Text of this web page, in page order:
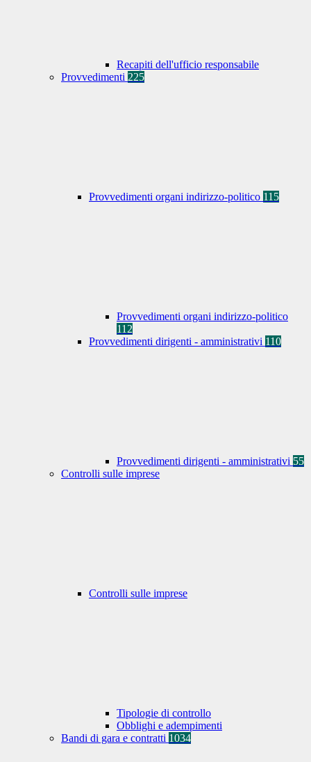
Recapiti dell'ufficio responsabile
Provvedimenti 225
Provvedimenti organi indirizzo-politico 115
Provvedimenti organi indirizzo-politico
112
Provvedimenti dirigenti - amministrativi 110
Provvedimenti dirigenti - amministrativi 55
Controlli sulle imprese
Controlli sulle imprese
Tipologie di controllo
Obblighi e adempimenti
Bandi di gara e contratti 1034